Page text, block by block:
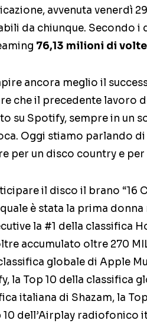
avvenuta venerdì
da chiunque. Secondo i
76,13 milioni di volte
ancora meglio il
che il precedente lavoro
su Spotify, sempre in un
Oggi stiamo parlando
per un disco country e per
il disco il brano “16
è stata la prima
la #1 della classifica
accumulato oltre 270
globale di Apple
la Top 10 della classifica
italiana di Shazam, la
10 dell’Airplay radiofonico